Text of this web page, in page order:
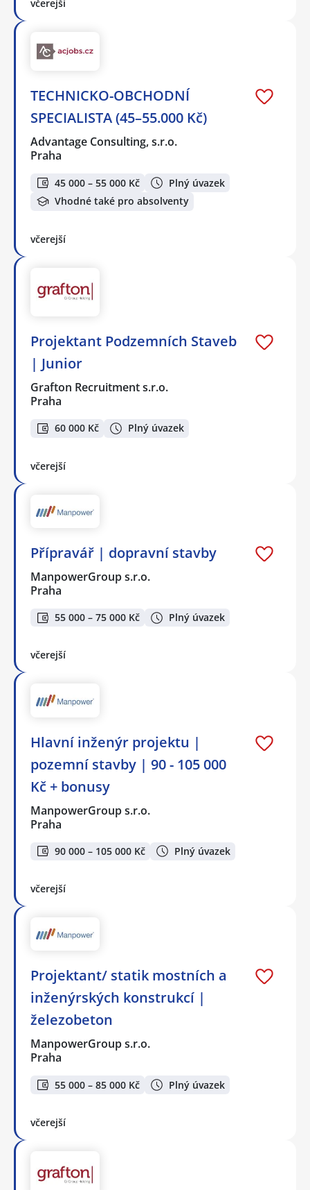
včerejší
TECHNICKO-OBCHODNÍ
SPECIALISTA (45–55.000 Kč)
Advantage Consulting, s.r.o.
Praha
45 000 – 55 000 Kč
Plný úvazek
Vhodné také pro absolventy
včerejší
Projektant Podzemních Staveb
| Junior
Grafton Recruitment s.r.o.
Praha
60 000 Kč Plný úvazek
včerejší
Přípravář | dopravní stavby
ManpowerGroup s.r.o.
Praha
55 000 – 75 000 Kč Plný úvazek
včerejší
Hlavní inženýr projektu |
pozemní stavby | 90 - 105 000
Kč + bonusy
ManpowerGroup s.r.o.
Praha
90 000 – 105 000 Kč Plný úvazek
včerejší
Projektant/ statik mostních a
inženýrských konstrukcí |
železobeton
ManpowerGroup s.r.o.
Praha
55 000 – 85 000 Kč Plný úvazek
včerejší